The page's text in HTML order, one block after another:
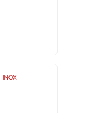
INOX